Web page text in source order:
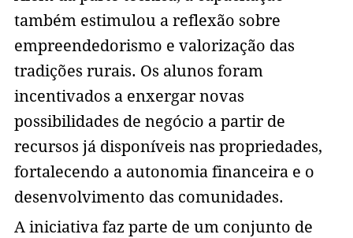
também estimulou a reflexão sobre
empreendedorismo e valorização das
tradições rurais. Os alunos foram
incentivados a enxergar novas
possibilidades de negócio a partir de
recursos já disponíveis nas propriedades,
fortalecendo a autonomia financeira e o
desenvolvimento das comunidades.
A iniciativa faz parte de um conjunto de